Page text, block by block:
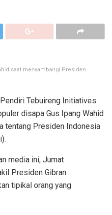
saat menyambangi Presiden
Tebuireng Initiatives
disapa Gus Ipang Wahid
tentang Presiden Indonesia
media ini, Jumat
Presiden Gibran
tipikal orang yang